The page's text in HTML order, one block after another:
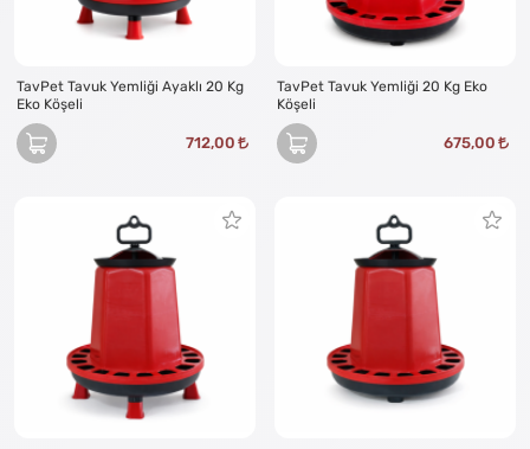
TavPet Tavuk Yemliği Ayaklı 20 Kg
Eko Köşeli
712,00
TavPet Tavuk Yemliği 20 Kg Eko
Köşeli
675,00